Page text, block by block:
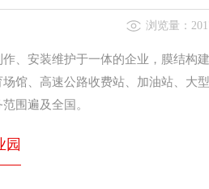
浏览量：
、安装维护于一体的企业，膜结构建
馆、高速公路收费站、加油站、大型
围遍及全国。
园